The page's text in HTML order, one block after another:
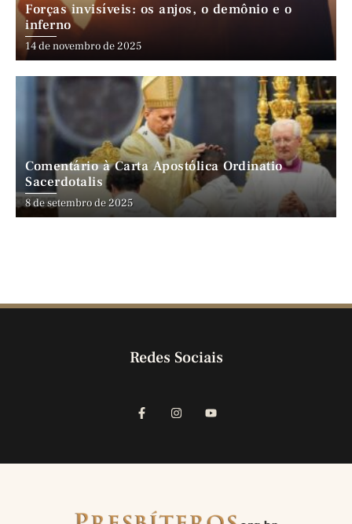
Forças invisíveis: os anjos, o demônio e o
inferno
14 de novembro de 2025
Comentário à Carta Apostólica Ordinatio
Sacerdotalis
8 de setembro de 2025
Redes Sociais